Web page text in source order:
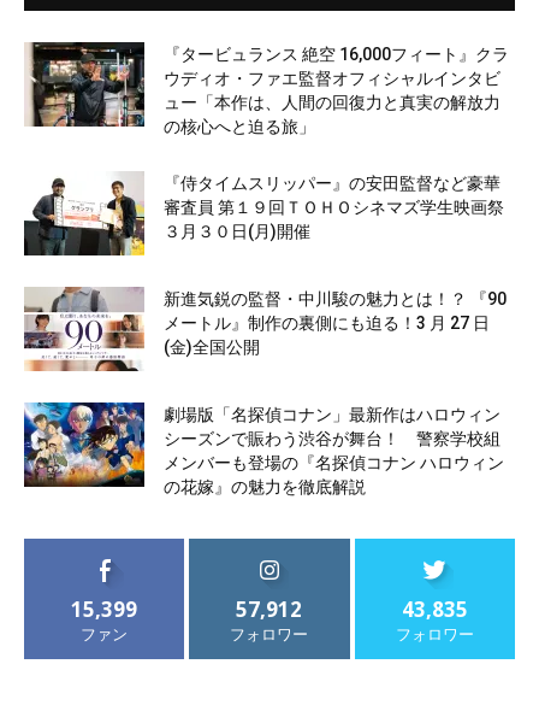
『タービュランス 絶空 16,000フィート』クラ
ウディオ・ファエ監督オフィシャルインタビ
ュー「本作は、人間の回復力と真実の解放力
の核心へと迫る旅」
『侍タイムスリッパー』の安田監督など豪華
審査員 第１９回ＴＯＨＯシネマズ学生映画祭
３月３０日(月)開催
新進気鋭の監督・中川駿の魅力とは！？ 『90
メートル』制作の裏側にも迫る！3 月 27 日
(金)全国公開
劇場版「名探偵コナン」最新作はハロウィン
シーズンで賑わう渋谷が舞台！ 警察学校組
メンバーも登場の『名探偵コナン ハロウィン
の花嫁』の魅力を徹底解説
15,399
ファン
57,912
フォロワー
43,835
フォロワー